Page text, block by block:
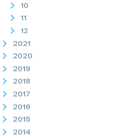
10
11
12
2021
2020
2019
2018
2017
2016
2015
2014